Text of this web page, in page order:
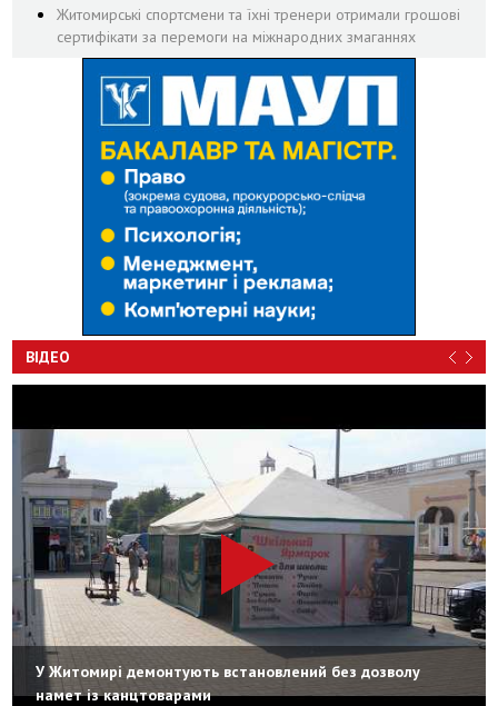
Житомирські спортсмени та їхні тренери отримали грошові
сертифікати за перемоги на міжнародних змаганнях
ВІДЕО
У Житомирі демонтують встановлений без дозволу
намет із канцтоварами